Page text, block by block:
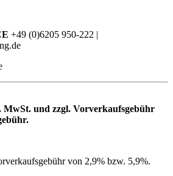
+49 (0)6205 950-222 |
MwSt. und zzgl. Vorverkaufsgebühr
von 2,9% bzw. 5,9%.